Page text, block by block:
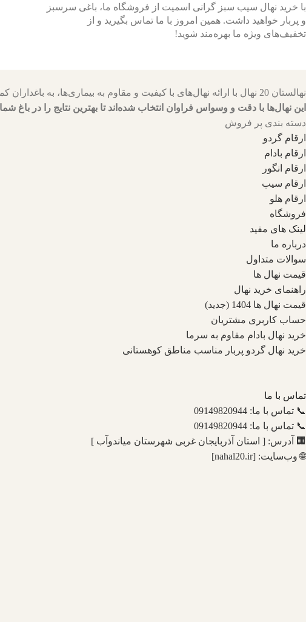
با خرید نهال سیب سبز گرانی اسمیت از فروشگاه ما، باغی سرسبز
و پربار خواهید داشت. همین امروز با ما تماس بگیرید و از
تخفیف‌های ویژه ما بهره‌مند شوید!
نهالستان 20 نهال با ارائه نهال‌های با کیفیت و مقاوم به بیماری‌ها، به باغداران کمک می‌کنند تا باغ‌هایی سرسبز و پربار داشته باشند.
این نهال‌ها با دقت و وسواس فراوان انتخاب شده‌اند تا بهترین نتایج را در باغ
دسته بندی پر فروش
ارقام گردو
ارقام بادام
ارقام انگور
ارقام سیب
ارقام هلو
فروشگاه
لینک های مفید
درباره ما
سوالات متداول
قیمت نهال ها
راهنمای خرید نهال
قیمت نهال ها 1404 (جدید)
حساب کاربری مشتریان
خرید نهال بادام مقاوم به سرما
خرید نهال گردو پربار مناسب مناطق کوهستانی
تماس با ما
📞 تماس با ما: 09149820944
📞 تماس با ما: 09149820944
🏢 آدرس: [ استان آذربایجان غربی شهرستان میاندوآب ]
🌐 وب‌سایت: [nahal20.ir]